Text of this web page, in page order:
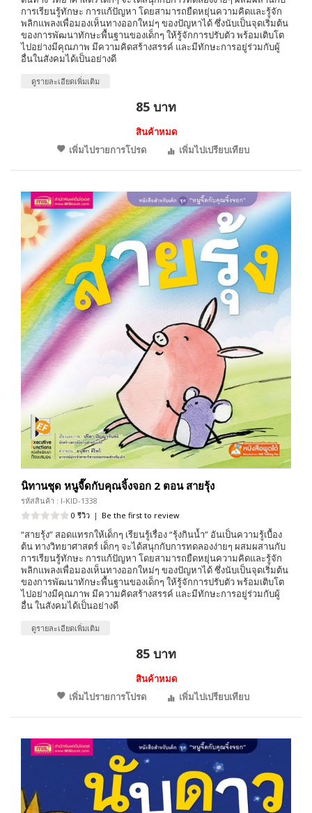
การเรียนรู้ทักษะ การแก้ปัญหา โดยสามารถยืดหยุ่นความคิดและรู้จัก
พลิกแพลงเพื่อมองเห็นทางออกใหม่ๆ ของปัญหาได้ ซึ่งนับเป็นจุดเริ่มต้น
ของการพัฒนาทักษะพื้นฐานของเด็กๆ ให้รู้จักการปรับตัว พร้อมเติบโต
ไปอย่างมีคุณภาพ มีความคิดสร้างสรรค์ และมีทักษะการอยู่ร่วมกับผู้
อื่นในสังคมได้เป็นอย่างดี
ดูรายละเอียดเพิ่มเติม
85 บาท
สินค้าหมด
เพิ่มไปรายการโปรด
เพิ่มไปเปรียบเทียบ
นิทานชุด หนูจี๊ดกับคุณจิ้งจอก 2 ตอน สายรุ้ง
รหัสสินค้า : I-KID-1338
0 รีวิว | Be the first to review
“สายรุ้ง” สอดแทรกให้เด็กๆ เรียนรู้เรื่อง “รุ้งกินน้ำ” อันเป็นความรู้เบื้อง
ต้น ทางวิทยาศาสตร์ เด็กๆ จะได้สนุกกับการทดลองง่ายๆ ผสมผสานกับ
การเรียนรู้ทักษะ การแก้ปัญหา โดยสามารถยืดหยุ่นความคิดและรู้จัก
พลิกแพลงเพื่อมองเห็นทางออกใหม่ๆ ของปัญหาได้ ซึ่งนับเป็นจุดเริ่มต้น
ของการพัฒนาทักษะพื้นฐานของเด็กๆ ให้รู้จักการปรับตัว พร้อมเติบโต
ไปอย่างมีคุณภาพ มีความคิดสร้างสรรค์ และมีทักษะการอยู่ร่วมกับผู้
อื่น ในสังคมได้เป็นอย่างดี
ดูรายละเอียดเพิ่มเติม
85 บาท
สินค้าหมด
เพิ่มไปรายการโปรด
เพิ่มไปเปรียบเทียบ